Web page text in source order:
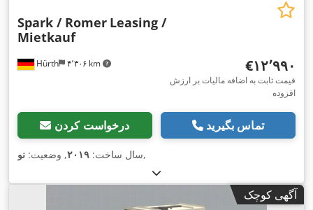
Hürth ۴٬۳۰۶ km
Spark / Romer Leasing /
Mietkauf
‎€۱۲٬۹۹۰
قیمت ثابت به اضافه مالیات بر ارزش
افزوده
درخواست کردن تماس بگیرید
سال ساخت: ۲۰۱۹, وضعیت: نو ,
آگهی کوچک